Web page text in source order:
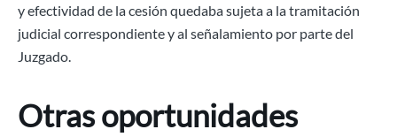
y efectividad de la cesión quedaba sujeta a la tramitación
judicial correspondiente y al señalamiento por parte del
Juzgado.
Otras oportunidades